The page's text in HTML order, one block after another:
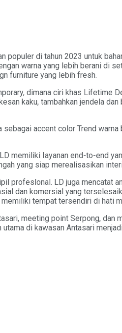
populer di tahun 2023 untuk
warna yang lebih berani di
furniture yang lebih fresh.
dimana ciri khas Lifetime
kaku, tambahkan jendela dan
accent color Trend
memiliki Iayanan end-to-end
yang siap merealisasikan
profeslonal. LD juga mencatat
dan komersial yang
tempat tersendiri di hati
meeting point Serpong, dan
di kawasan Antasari